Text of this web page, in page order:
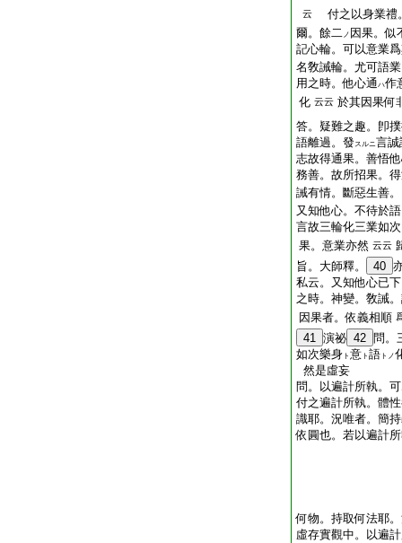
云
付之以身業禮
爾。餘二ノ 因果。似
記心輪。可以意業
名敎誡輪。尤可語
用之時。他心通ハ作
化 云云 於其因果何
答。疑難之趣。卽
語離過。發 スルニ言誠
志故得通果。善悟
務善。故所招果。
誡有情。斷惡生善
又知他心。不待於
言故三輪化三業如
果。意業亦然 云云
旨。大師釋。
40
私云。又知他心已
之時。神變。敎誡
因果者。依義相順
41 演祕 42 問。
如次樂身 ト 意 ト 語 トノ
然是虛妄
問。以遍計所執。
付之遍計所執。體
識耶。況唯者。簡
依圓也。若以遍計
何物。持取何法耶
虛存實觀中。以遍